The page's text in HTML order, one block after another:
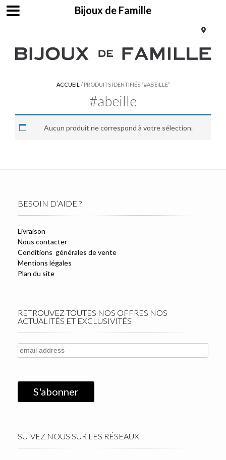
ACCUEIL / PRODUITS IDENTIFIÉS “#ABEILLE”
#abeille
Aucun produit ne correspond à votre sélection.
BESOIN D’AIDE ?
Livraison
Nous contacter
Conditions générales de vente
Mentions légales
Plan du site
RETROUVEZ TOUTES NOS OFFRES NOS
ACTUALITÉS ET EXCLUSIVITÉS
SUIVEZ NOUS SUR LES RÉSEAUX !
Bijoux de Famille